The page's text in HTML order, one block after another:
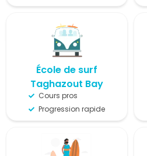
École de surf
Taghazout Bay
Cours pros
Progression rapide